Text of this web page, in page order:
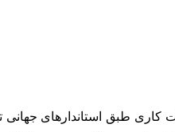
کاری طبق استاندارهای